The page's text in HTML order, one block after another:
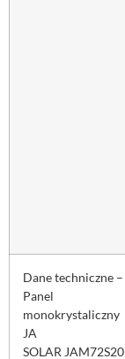
Dane techniczne –
Panel
monokrystaliczny
JA
SOLAR JAM72S20